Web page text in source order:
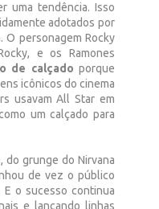
uma tendência. Isso
adotados por
O personagem Rocky
e os Ramones
de calçado porque
icônicos do cinema
usavam All Star em
um calçado para
do grunge do Nirvana
de vez o público
o sucesso continua
e lançando linhas